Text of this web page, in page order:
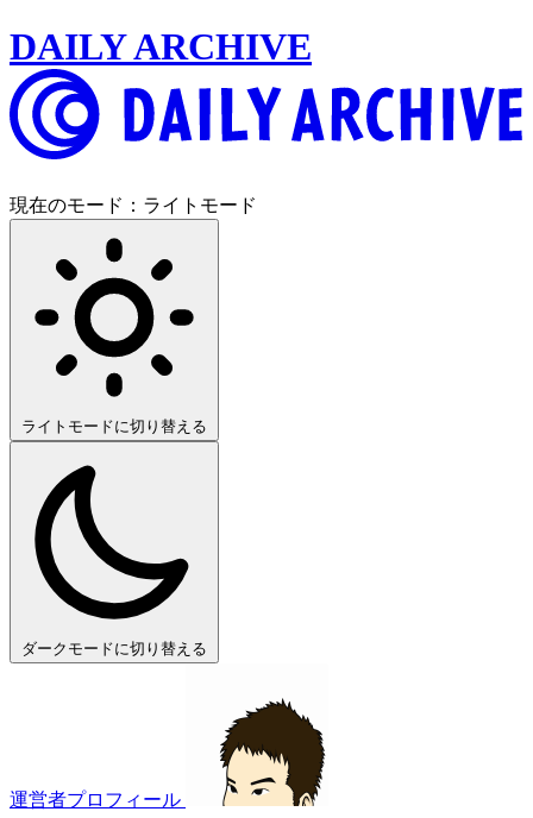
DAILY ARCHIVE
現在のモード： ライトモード
ライトモードに切り替える
ダークモードに切り替える
運営者プロフィール